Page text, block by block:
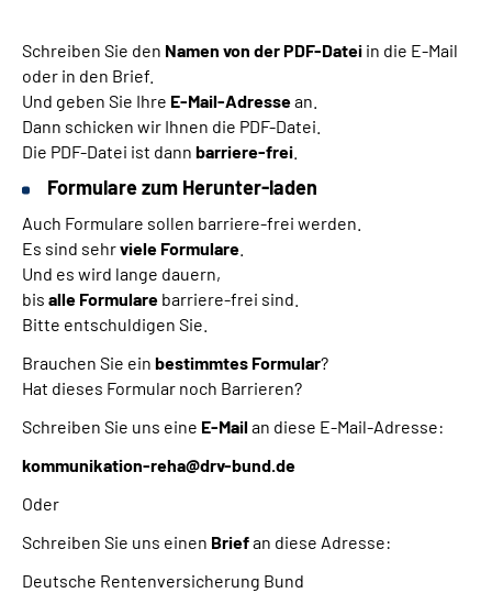
Schreiben Sie den Namen von der PDF-Datei in die E-Mail
oder in den Brief.
Und geben Sie Ihre E-Mail-Adressean.
Dann schicken wir Ihnen die PDF-Datei.
Die PDF-Datei ist dann barriere-frei
Formulare zum Herunter-laden
Auch Formulare sollen barriere-frei werden.
Es sind sehrviele Formulare
Und es wird lange dauern,
bis alle Formulare barriere-frei sind.
Bitte entschuldigen Sie.
Brauchen Sie ein bestimmtes Formular?
Hat dieses Formular noch Barrieren?
Schreiben Sie uns eine E-Mailan diese E-Mail-Adresse:
kommunikation-reha@drv-bund.de
Oder
Schreiben Sie uns einen Briefan diese Adresse:
Deutsche Rentenversicherung Bund